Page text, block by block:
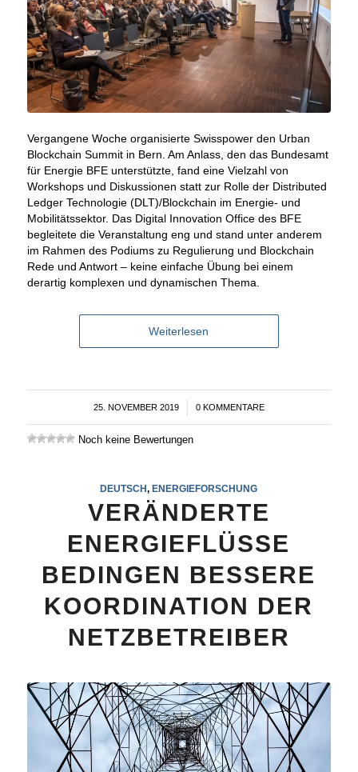
Vergangene Woche organisierte Swisspower den Urban
Blockchain Summit in Bern. Am Anlass, den das Bundesamt
für Energie BFE unterstützte, fand eine Vielzahl von
Workshops und Diskussionen statt zur Rolle der Distributed
Ledger Technologie (DLT)/Blockchain im Energie- und
Mobilitätssektor. Das Digital Innovation Office des BFE
begleitete die Veranstaltung eng und stand unter anderem
im Rahmen des Podiums zu Regulierung und Blockchain
Rede und Antwort – keine einfache Übung bei einem
derartig komplexen und dynamischen Thema.
Weiterlesen
25. NOVEMBER 2019
/ 0 KOMMENTARE
Noch keine Bewertungen
DEUTSCH, ENERGIEFORSCHUNG
VERÄNDERTE
ENERGIEFLÜSSE
BEDINGEN BESSERE
KOORDINATION DER
NETZBETREIBER